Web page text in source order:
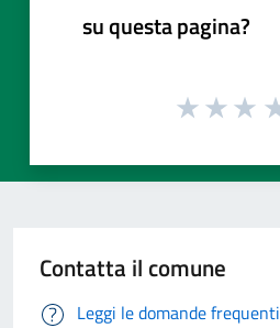
su questa pagina?
Contatta il comune
Leggi le domande frequenti